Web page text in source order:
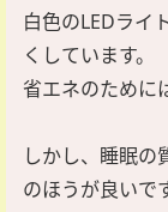
白色のLEDライ
くしています。
省エネのために
しかし、睡眠の
のほうが良いで